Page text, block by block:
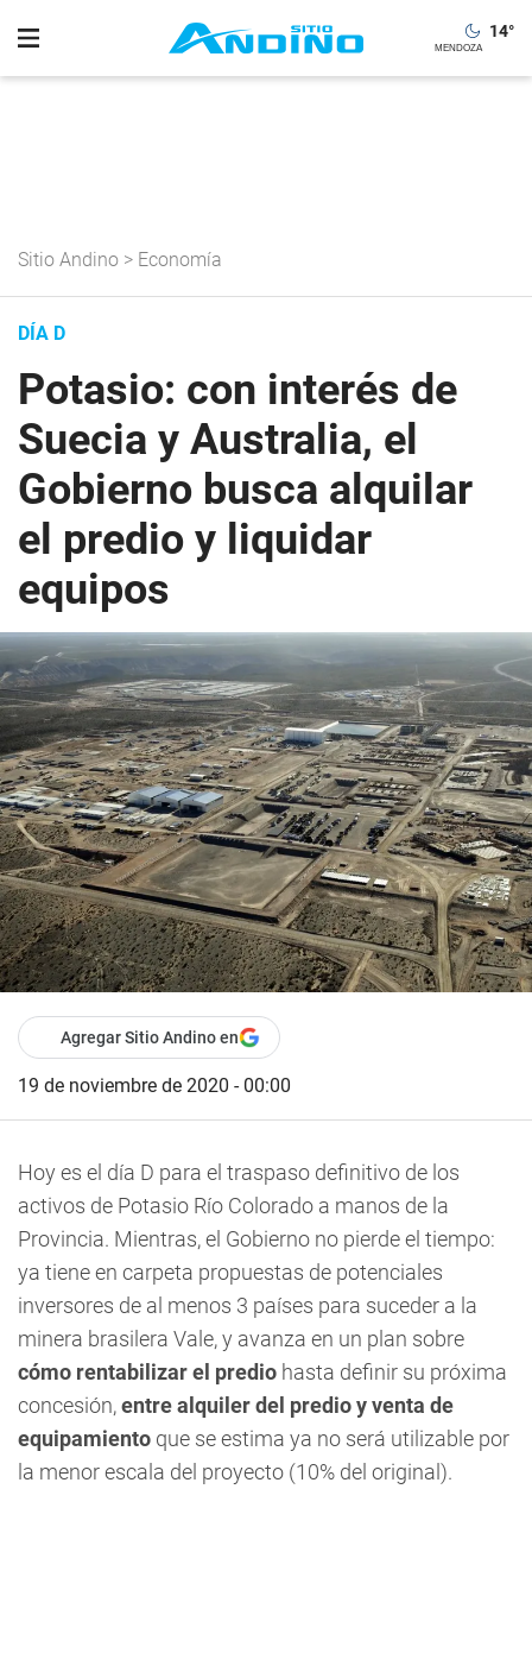
14°
Sitio Andino > Economía
DÍA D
Potasio: con interés de
Suecia y Australia, el
Gobierno busca alquilar
el predio y liquidar
equipos
Agregar Sitio Andino en
19 de noviembre de 2020 - 00:00
Hoy es el día D para el traspaso definitivo de los
activos de Potasio Río Colorado a manos de la
Provincia. Mientras, el Gobierno no pierde el tiempo:
ya tiene en carpeta propuestas de potenciales
inversores de al menos 3 países para suceder a la
minera brasilera Vale, y avanza en un plan sobre
cómo rentabilizar el predio hasta definir su próxima
concesión,entre alquiler del predio y venta de
equipamiento que se estima ya no será utilizable por
la menor escala del proyecto (10% del original).